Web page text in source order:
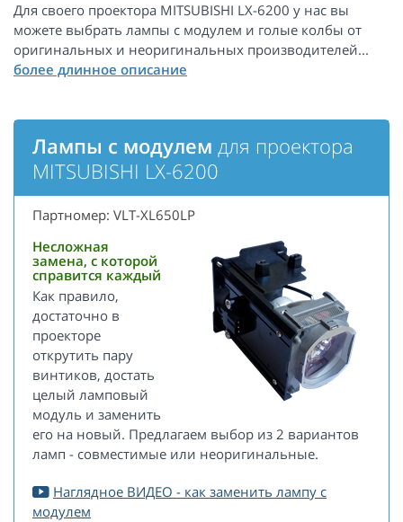
Для своего проектора MITSUBISHI LX-6200 у нас вы
можете выбрать лампы с модулем и голые колбы от
оригинальных и неоригинальных производителей...
Лампы с модулем для проектора
MITSUBISHI LX-6200
Партномер: VLT-XL650LP
Несложная
замена, с которой
справится каждый
Как правило,
достаточно в
проекторе
открутить пару
винтиков, достать
целый ламповый
модуль и заменить
его на новый. Предлагаем выбор из 2 вариантов
ламп - совместимые или неоригинальные.
Наглядное ВИДЕО - как заменить лампу с
модулем